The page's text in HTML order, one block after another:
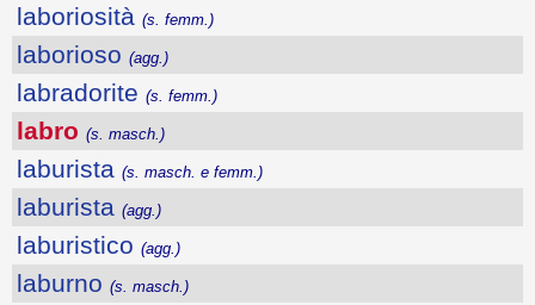
laboriosità (s. femm.)
laborioso (agg.)
labradorite (s. femm.)
labro (s. masch.)
laburista (s. masch. e femm.)
laburista (agg.)
laburistico (agg.)
laburno (s. masch.)